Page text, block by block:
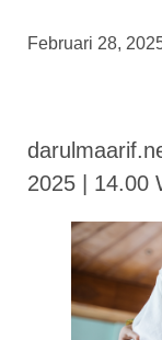
Februari 28,
2025 | 14.00